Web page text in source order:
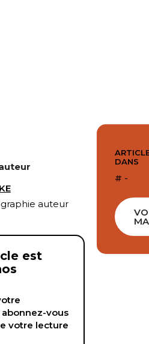
auteur
est
vous
votre lecture
DANS
# -